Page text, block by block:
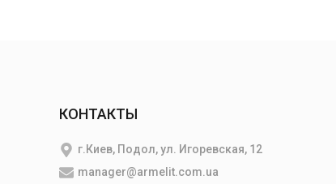
КОНТАКТЫ
г.Киев, Подол, ул. Игоревская, 12
manager@armelit.com.ua